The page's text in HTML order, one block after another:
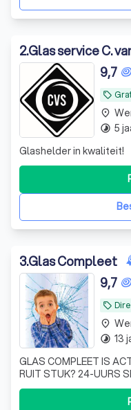
2.Glas service C.
local_offer
9,7
Glashelder in kwaliteit!
place
timelapse 5
3.Glas Compleet
local_offer
9,7
GLAS COMPLEET IS
RUIT STUK? 24-UURS
actief in de hele
bestaat uit glaszetters
place
timelapse 13